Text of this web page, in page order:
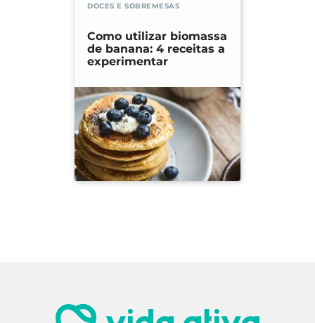
DOCES E SOBREMESAS
Como utilizar biomassa
de banana: 4 receitas a
experimentar